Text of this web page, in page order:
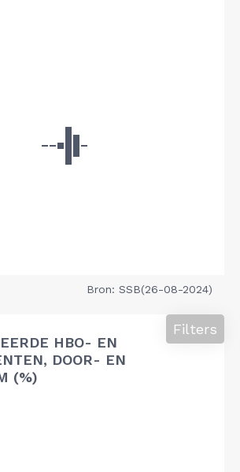
Bron: SSB(26-08-2024)
HBO- EN
DOOR- EN
(%)
Filters